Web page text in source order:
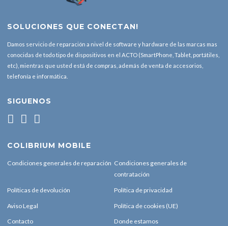
SOLUCIONES QUE CONECTAN!
Damos servicio de reparación a nivel de software y hardware de las marcas mas
conocidas de todo tipo de dispositivos en el ACTO (SmartPhone, Tablet, portátiles,
etc), mientras que usted está de compras, además de venta de accesorios,
telefonía e informática.
SIGUENOS
COLIBRIUM MOBILE
Condiciones generales de reparación Condiciones generales de
contratación
Políticas de devolución Política de privacidad
Aviso Legal Política de cookies (UE)
Contacto Donde estamos